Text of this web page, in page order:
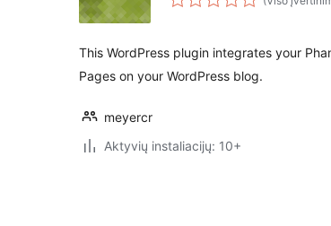
This WordPress plugin integrates your
Pages on your WordPress blog.
meyercr
Aktyvių instaliacijų: 10+